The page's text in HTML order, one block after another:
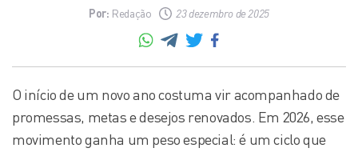
Por: Redação 23 dezembro de 2025
O início de um novo ano costuma vir acompanhado de
promessas, metas e desejos renovados. Em 2026, esse
movimento ganha um peso especial: é um ciclo que